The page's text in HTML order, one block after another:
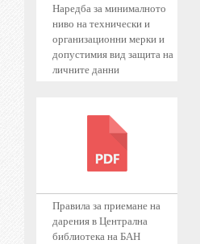
Наредба за минималното
ниво на технически и
организационни мерки и
допустимия вид защита на
личните данни
Правила за приемане на
дарения в Централна
библиотека на БАН